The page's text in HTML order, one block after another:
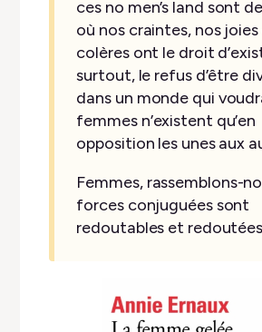
ces no men’s land sont
où nos craintes, nos
colères ont le droit
surtout, le refus d’être
dans un monde qui
femmes n’existent qu’en
opposition les unes aux
Femmes, rassemblons-
forces conjuguées sont
redoutables et